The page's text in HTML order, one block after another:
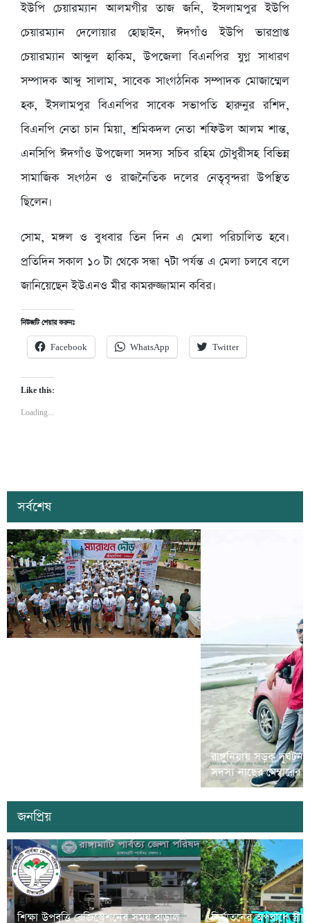
ইউপি চেয়ারম্যান আলমগীর তাজ জনি, ইসলামপুর ইউপি
চেয়ারম্যান দেলোয়ার হোছাইন, ঈদগাঁও ইউপি ভারপ্রাপ্ত
চেয়ারম্যান আব্দুল হাকিম, উপজেলা বিএনপির যুগ্ন সাধারণ
সম্পাদক আব্দু সালাম, সাবেক সাংগঠনিক সম্পাদক মোজাম্মেল
হক, ইসলামপুর বিএনপির সাবেক সভাপতি হারুনুর রশিদ,
বিএনপি নেতা চান মিয়া, শ্রমিকদল নেতা শফিউল আলম শান্ত,
এনসিপি ঈদগাঁও উপজেলা সদস্য সচিব রহিম চৌধুরীসহ বিভিন্ন
সামাজিক সংগঠন ও রাজনৈতিক দলের নেতৃবৃন্দরা উপস্থিত
ছিলেন।
সোম, মঙ্গল ও বুধবার তিন দিন এ মেলা পরিচালিত হবে।
প্রতিদিন সকাল ১০ টা থেকে সন্ধা ৭টা পর্যন্ত এ মেলা চলবে বলে
জানিয়েছেন ইউএনও মীর কামরুজ্জামান কবির।
নিউজটি শেয়ার করুনঃ
Facebook WhatsApp Twitter
Like this:
Loading...
সর্বশেষ
রাঙ্গুনিয়ায় সড়ক
সদস্য নাছের মেম্বারের
জনপ্রিয়
শিক্ষা উপবৃত্তি রেজিস্ট্রেশনের সময় বাড়াল নির্যাতনের অপরাধে